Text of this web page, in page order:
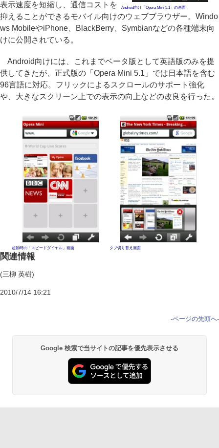
Android向け「Opera Mini 5.1」の画面
表示速度を短縮し、通信コストを
抑えることができるモバイル向けのウェブブラウザー。Windo
ws MobileやiPhone、BlackBerry、Symbianなどの各種端末向
けに公開されている。
Android向けには、これまでベータ版として英語版のみを提
供してきたが、正式版の「Opera Mini 5.1」では日本語を含む
96言語に対応。フリックによるスクロールのサポート強化
や、大きなスクリーン上での表示の向上などの改良を行った。
起動時の「スピードダイヤル」画面 タブ切り替え画面
関連情報
(三柳 英樹)
2010/7/14 16:21
-ページの先頭へ-
Google 検索で当サイトの記事を優先表示させる